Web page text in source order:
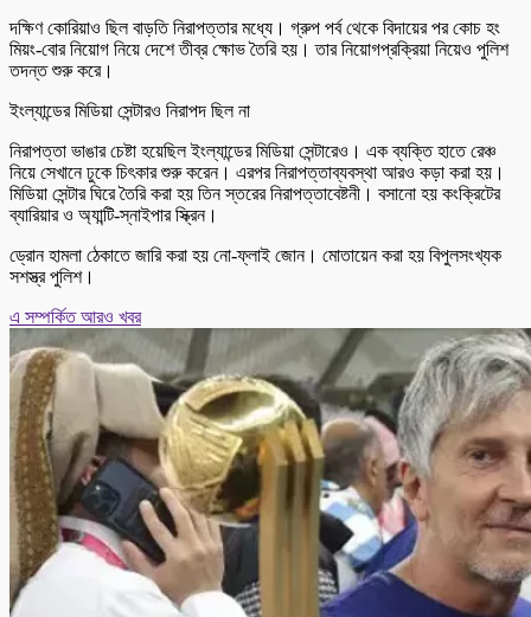
দক্ষিণ কোরিয়াও ছিল বাড়তি নিরাপত্তার মধ্যে। গ্রুপ পর্ব থেকে বিদায়ের পর কোচ হং
মিয়ং-বোর নিয়োগ নিয়ে দেশে তীব্র ক্ষোভ তৈরি হয়। তার নিয়োগপ্রক্রিয়া নিয়েও পুলিশ
তদন্ত শুরু করে।
ইংল্যান্ডের মিডিয়া সেন্টারও নিরাপদ ছিল না
নিরাপত্তা ভাঙার চেষ্টা হয়েছিল ইংল্যান্ডের মিডিয়া সেন্টারেও। এক ব্যক্তি হাতে রেঞ্চ
নিয়ে সেখানে ঢুকে চিৎকার শুরু করেন। এরপর নিরাপত্তাব্যবস্থা আরও কড়া করা হয়।
মিডিয়া সেন্টার ঘিরে তৈরি করা হয় তিন স্তরের নিরাপত্তাবেষ্টনী। বসানো হয় কংক্রিটের
ব্যারিয়ার ও অ্যান্টি-স্নাইপার স্ক্রিন।
ড্রোন হামলা ঠেকাতে জারি করা হয় নো-ফ্লাই জোন। মোতায়েন করা হয় বিপুলসংখ্যক
সশস্ত্র পুলিশ।
এ সম্পর্কিত আরও খবর